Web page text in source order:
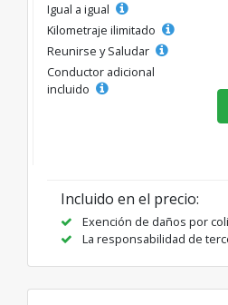
Igual a igual
Kilometraje ilimitado
Reunirse y Saludar
Conductor adicional
incluido
Incluido en el precio:
Exención de daños por
La responsabilidad de